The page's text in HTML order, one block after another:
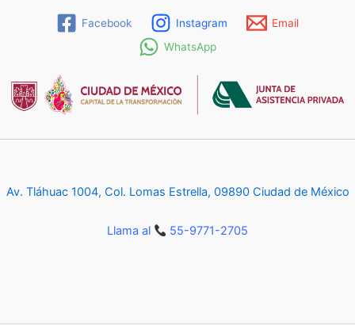
Facebook Instagram
Email
WhatsApp
Av. Tláhuac 1004, Col. Lomas Estrella, 09890 Ciudad de México
Llama al 55-9771-2705